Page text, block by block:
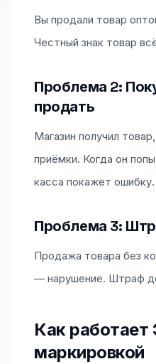
Вы продали товар
Честный знак товар
Проблема 2:
продать
Магазин получил
приёмки. Когда он
касса покажет ошибку.
Проблема 3:
Продажа товара без
— нарушение. Штраф
Как
маркировкой